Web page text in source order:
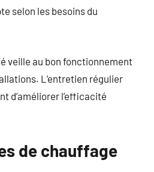
selon les besoins du
veille au bon fonctionnement
L’entretien régulier
d’améliorer l’efficacité
de chauffage